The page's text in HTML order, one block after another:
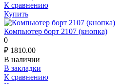
К сравнению
Купить
Компьютер борт 2107 (кнопка)
0
₽ 1810.00
В наличии
В закладки
К сравнению